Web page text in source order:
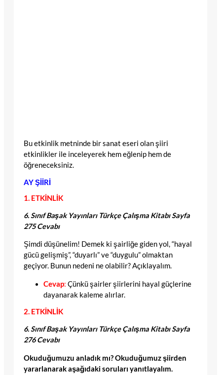
Bu etkinlik metninde bir sanat eseri olan şiiri
etkinlikler ile inceleyerek hem eğlenip hem de
öğreneceksiniz.
AY ŞİİRİ
1. ETKİNLİK
6. Sınıf Başak Yayınları Türkçe Çalışma Kitabı Sayfa
275 Cevabı
Şimdi düşünelim! Demek ki şairliğe giden yol, “hayal
gücü gelişmiş”, “duyarlı” ve “duygulu” olmaktan
geçiyor. Bunun nedeni ne olabilir? Açıklayalım.
Cevap: Çünkü şairler şiirlerini hayal güçlerine
dayanarak kaleme alırlar.
2. ETKİNLİK
6. Sınıf Başak Yayınları Türkçe Çalışma Kitabı Sayfa
276 Cevabı
Okuduğumuzu anladık mı? Okuduğumuz şiirden
yararlanarak aşağıdaki soruları yanıtlayalım.